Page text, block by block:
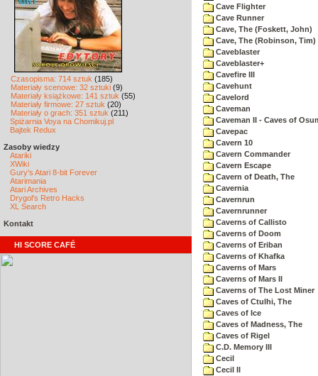
Czasopisma: 714 sztuk (185)
Materiały scenowe: 32 sztuki (9)
Materiały książkowe: 141 sztuk (55)
Materiały firmowe: 27 sztuk (20)
Materiały o grach: 351 sztuk (211)
Spiżarnia Voya na Chomikuj.pl
Bajtek Redux
Zasoby wiedzy
Atariki
XWiki
Gury's Atari 8-bit Forever
Atarimania
Atari Archives
Drygol's Retro Hacks
XL Search
Kontakt
HI SCORE CAFÉ
Cave Flighter
Cave Runner
Cave, The (Foskett, John)
Cave, The (Robinson, Tim)
Caveblaster
Caveblaster+
Cavefire III
Cavehunt
Cavelord
Caveman
Caveman II - Caves of
Cavepac
Cavern 10
Cavern Commander
Cavern Escape
Cavern of Death, The
Cavernia
Cavernrun
Cavernrunner
Caverns of Callisto
Caverns of Doom
Caverns of Eriban
Caverns of Khafka
Caverns of Mars
Caverns of Mars II
Caverns of The Lost Miner
Caves of Ctulhi, The
Caves of Ice
Caves of Madness, The
Caves of Rigel
C.D. Memory III
Cecil
Cecil II